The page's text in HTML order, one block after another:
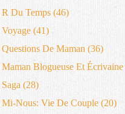
R Du Temps (46)
Voyage (41)
Questions De Maman (36)
Maman Blogueuse Et Écrivaine
Saga (28)
Mi-Nous: Vie De Couple (20)